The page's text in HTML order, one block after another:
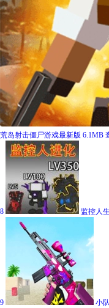
荒岛射击僵尸游戏最新版 6.1MB
8 监控人
9
小